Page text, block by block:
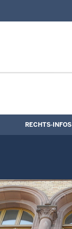
RECHTS-INFOS